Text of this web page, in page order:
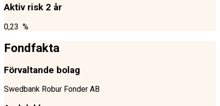
Aktiv risk 2 år
0,23 %
Fondfakta
Förvaltande bolag
Swedbank Robur Fonder AB